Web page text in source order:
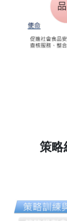
策略